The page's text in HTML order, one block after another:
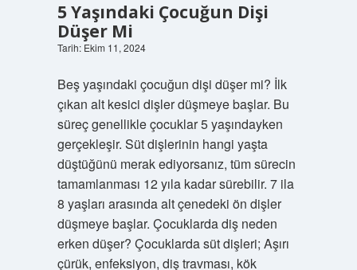
5 Yaşındaki Çocuğun Dişi
Düşer Mi
Tarih: Ekim 11, 2024
Beş yaşındaki çocuğun dişi düşer mi? İlk
çıkan alt kesici dişler düşmeye başlar. Bu
süreç genellikle çocuklar 5 yaşındayken
gerçekleşir. Süt dişlerinin hangi yaşta
düştüğünü merak ediyorsanız, tüm sürecin
tamamlanması 12 yıla kadar sürebilir. 7 ila
8 yaşları arasında alt çenedeki ön dişler
düşmeye başlar. Çocuklarda diş neden
erken düşer? Çocuklarda süt dişleri; Aşırı
çürük, enfeksiyon, diş travması, kök